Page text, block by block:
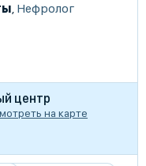
, Нефролог
центр
на карте